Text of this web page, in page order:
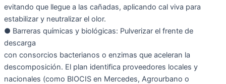
evitando que llegue a las cañadas, aplicando cal viva para
estabilizar y neutralizar el olor.
● Barreras químicas y biológicas: Pulverizar el frente de
descarga
con consorcios bacterianos o enzimas que aceleran la
descomposición. El plan identifica proveedores locales y
nacionales (como BIOCIS en Mercedes, Agrourbano o